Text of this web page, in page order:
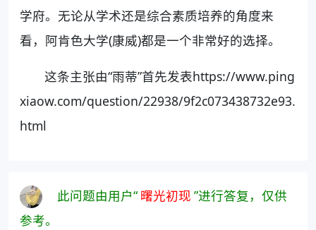
学府。无论从学术还是综合素质培养的角度来
看，阿肯色大学(康威)都是一个非常好的选择。
这条主张由“雨蒂”首先发表https://www.ping
xiaow.com/question/22938/9f2c073438732e93.
html
此问题由用户“ 曙光初现 ”进行答复，仅供
参考。